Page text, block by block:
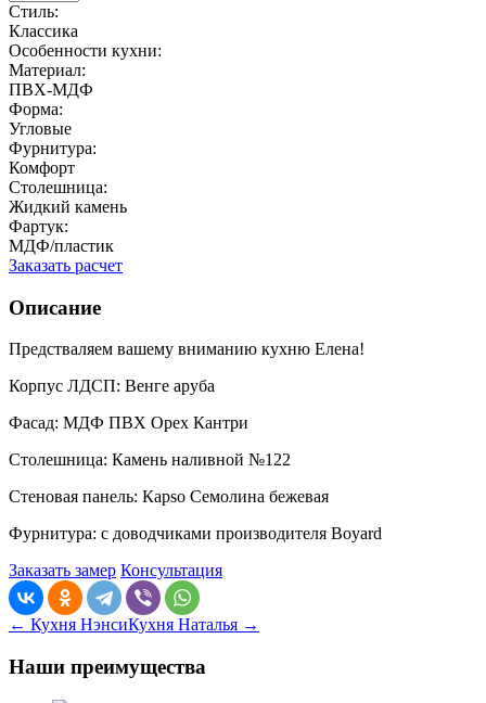
Стиль:
Классика
Особенности кухни:
Материал:
ПВХ-МДФ
Форма:
Угловые
Фурнитура:
Комфорт
Столешница:
Жидкий камень
Фартук:
МДФ/пластик
Заказать расчет
Описание
Предстваляем вашему вниманию кухню Елена!
Корпус ЛДСП: Венге аруба
Фасад: МДФ ПВХ Орех Кантри
Столешница: Камень наливной №122
Стеновая панель: Каpso Семолина бежевая
Фурнитура: с доводчиками производителя Boyard
Заказать замер Консультация
← Кухня НэнсиКухня Наталья →
Наши преимущества